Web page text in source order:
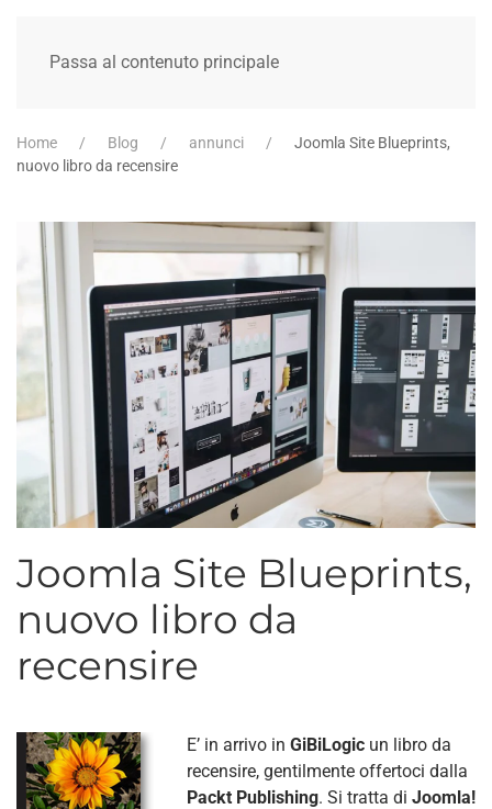
Passa al contenuto principale
Home Blog annunci
Joomla Site Blueprints,
nuovo libro da recensire
Joomla Site Blueprints,
nuovo libro da
recensire
E’ in arrivo in GiBiLogic un libro da
recensire, gentilmente offertoci dalla
Packt Publishing. Si tratta di Joomla!